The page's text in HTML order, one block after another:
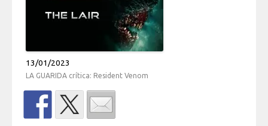
13/01/2023
LA GUARIDA crítica: Resident Venom